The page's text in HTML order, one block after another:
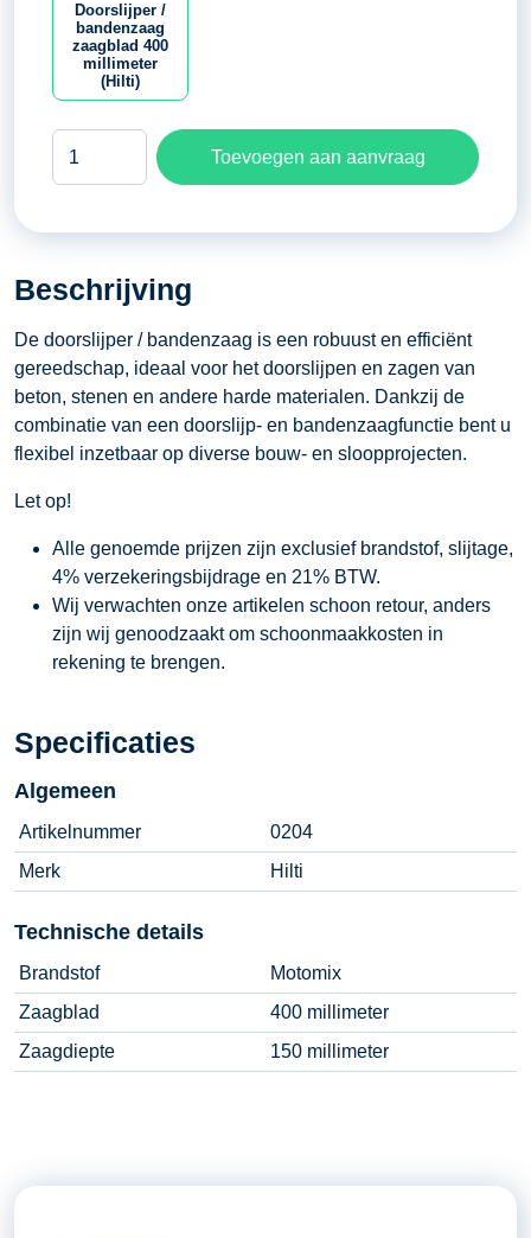
Doorslijper /
bandenzaag
zaagblad 400
millimeter
(Hilti)
zaagblad
millimeter
aantal
Toevoegen aan aanvraag
Beschrijving
De doorslijper / bandenzaag is een robuust en efficiënt
gereedschap, ideaal voor het doorslijpen en zagen van
beton, stenen en andere harde materialen. Dankzij de
combinatie van een doorslijp- en bandenzaagfunctie bent u
flexibel inzetbaar op diverse bouw- en sloopprojecten.
Let op!
Alle genoemde prijzen zijn exclusief brandstof, slijtage,
4% verzekeringsbijdrage en 21% BTW.
Wij verwachten onze artikelen schoon retour, anders
zijn wij genoodzaakt om schoonmaakkosten in
rekening te brengen.
Specificaties
Algemeen
Artikelnummer
0204
Merk
Hilti
Technische details
Brandstof
Motomix
Zaagblad
400 millimeter
Zaagdiepte
150 millimeter